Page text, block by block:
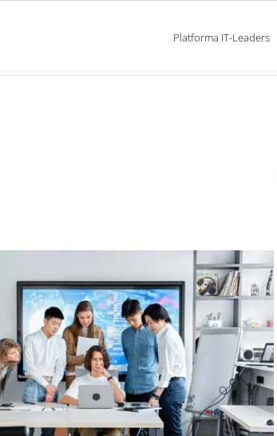
Platforma IT-Leaders